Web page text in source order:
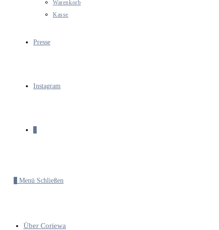
Warenkorb
Kasse
Presse
Instagram
Menü Schließen
Über Coriewa